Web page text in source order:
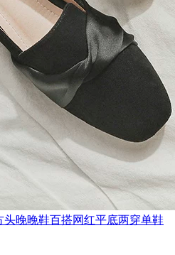
头晚晚鞋百搭网红平底两穿单鞋